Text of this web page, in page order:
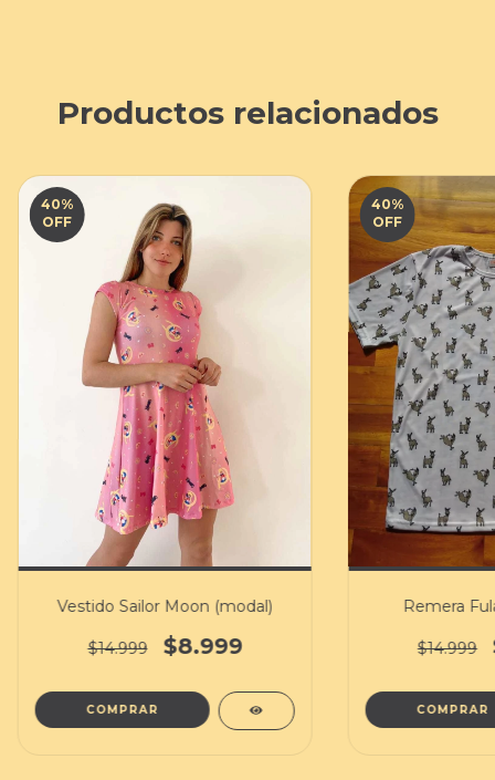
Productos relacionados
40%
OFF
Vestido Sailor Moon (modal)
$14.999 $8.999
COMPRAR
40%
OFF
Remera
$14.999
COMPRAR